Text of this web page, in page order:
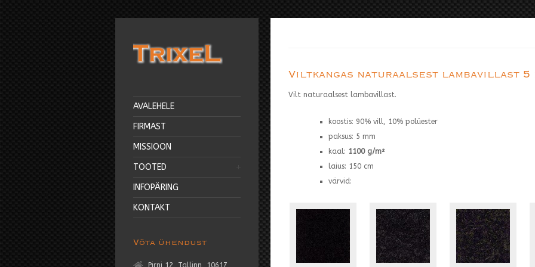
Viltkangas naturaalsest lambavillast 5
Vilt naturaalsest lambavillast.
koostis: 90% vill, 10% polüester
paksus: 5 mm
kaal: 1100 g/m²
laius: 150 cm
värvid:
AVALEHELE
FIRMAST
MISSIOON
TOOTED
INFOPÄRING
KONTAKT
Võta ühendust
Pirni 12, Tallinn, 10617